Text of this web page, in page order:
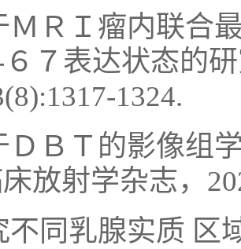
ＭＲＩ瘤内联合
７表达状态的
1324.
ＤＢＴ的影像组
放射学杂志，
不同乳腺实质 区